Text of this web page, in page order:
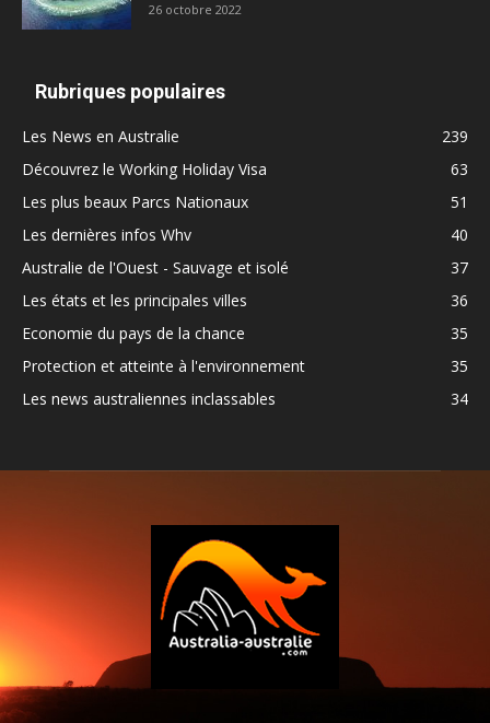
26 octobre 2022
Rubriques populaires
Les News en Australie
239
Découvrez le Working Holiday Visa
63
Les plus beaux Parcs Nationaux
51
Les dernières infos Whv
40
Australie de l'Ouest - Sauvage et isolé
37
Les états et les principales villes
36
Economie du pays de la chance
35
Protection et atteinte à l'environnement
35
Les news australiennes inclassables
34